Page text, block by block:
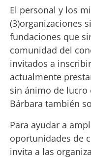
El personal y los
(3)organizaciones
fundaciones que
comunidad del
invitados a
actualmente
sin ánimo de lucro
Bárbara también
Para ayudar a
oportunidades de
invita a las